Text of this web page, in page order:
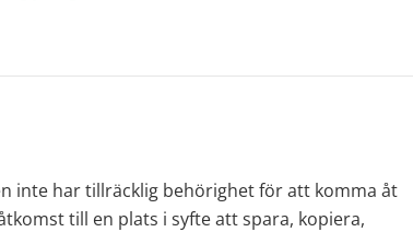
inte har tillräcklig behörighet för att komma åt
till en plats i syfte att spara, kopiera,